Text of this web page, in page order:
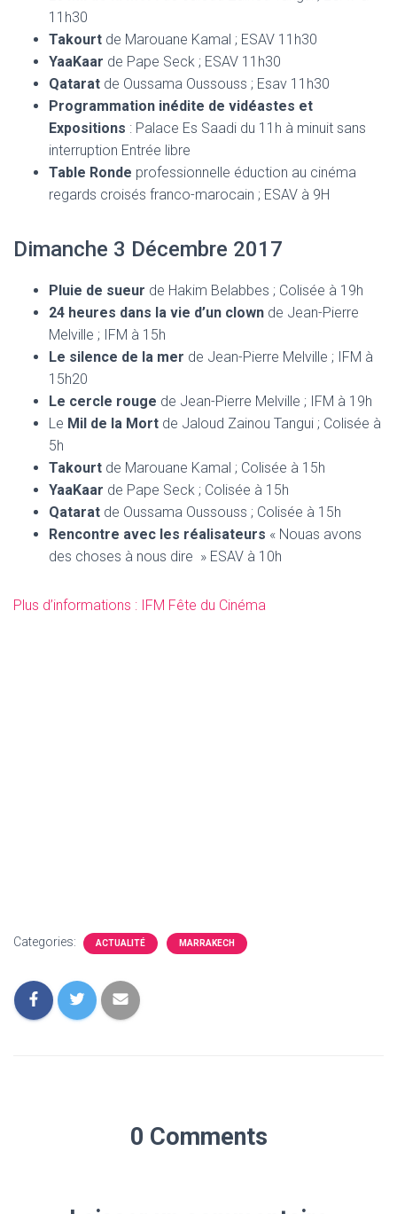
11h30
Takourt de Marouane Kamal ; ESAV 11h30
YaaKaar de Pape Seck ; ESAV 11h30
Qatarat de Oussama Oussouss ; Esav 11h30
Programmation inédite de vidéastes et
Expositions : Palace Es Saadi du 11h à minuit sans
interruption Entrée libre
Table Ronde professionnelle éduction au cinéma
regards croisés franco-marocain ; ESAV à 9H
Dimanche 3 Décembre 2017
Pluie de sueur de Hakim Belabbes ; Colisée à 19h
24 heures dans la vie d’un clown de Jean-Pierre
Melville ; IFM à 15h
Le silence de la mer de Jean-Pierre Melville ; IFM à
15h20
Le cercle rouge de Jean-Pierre Melville ; IFM à 19h
Le Mil de la Mort de Jaloud Zainou Tangui ; Colisée à
5h
Takourt de Marouane Kamal ; Colisée à 15h
YaaKaar de Pape Seck ; Colisée à 15h
Qatarat de Oussama Oussouss ; Colisée à 15h
Rencontre avec les réalisateurs « Nouas avons
des choses à nous dire » ESAV à 10h
Plus d’informations : IFM Fête du Cinéma
Categories: ACTUALITÉ MARRAKECH
0 Comments